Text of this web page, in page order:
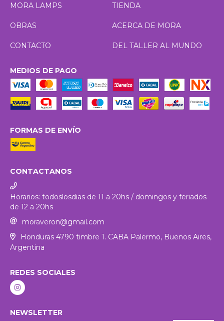
MORA LAMPS
TIENDA
OBRAS ACERCA DE MORA
CONTACTO DEL TALLER AL MUNDO
MEDIOS DE PAGO
FORMAS DE ENVÍO
CONTACTANOS
Horarios: todoslosdias de 11 a 20hs / domingos y feriados
de 12 a 20hs
moraveron@gmail.com
Honduras 4790 timbre 1. CABA Palermo, Buenos Aires,
Argentina
REDES SOCIALES
NEWSLETTER